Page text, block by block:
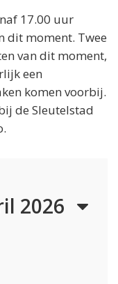
17.00 uur
dit moment. Twee
van dit moment,
een
komen voorbij.
de Sleutelstad
2026